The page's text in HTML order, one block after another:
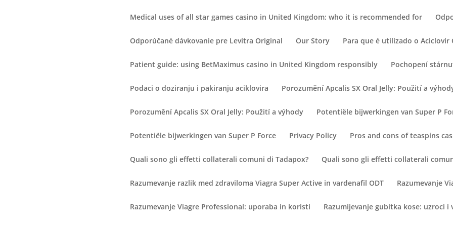
Medical uses of all star games casino in United Kingdom: who it is recommended for
Odporúčané dávkovanie pre Levitra Original Our Story Para que é utilizado o Aciclovir
Patient guide: using BetMaximus casino in United Kingdom responsibly Pochopení
Podaci o doziranju i pakiranju aciklovira Porozumění Apcalis SX Oral Jelly: Použití a
Porozumění Apcalis SX Oral Jelly: Použití a výhody Potentiële bijwerkingen van Super P
Potentiële bijwerkingen van Super P Force Privacy Policy Pros and cons of teaspins
Quali sono gli effetti collaterali comuni di Tadapox? Quali sono gli effetti collaterali
Razumevanje razlik med zdraviloma Viagra Super Active in vardenafil ODT Razumevanje
Razumevanje Viagre Professional: uporaba in koristi Razumijevanje gubitka kose: uzroci i